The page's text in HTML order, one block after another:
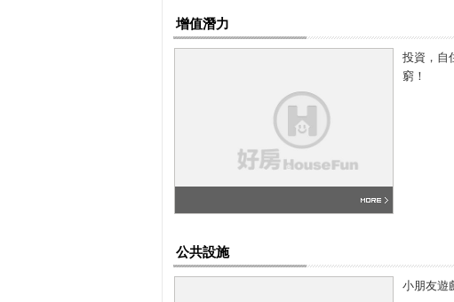
增值潛力
投資，自
窮！
公共設施
小朋友遊